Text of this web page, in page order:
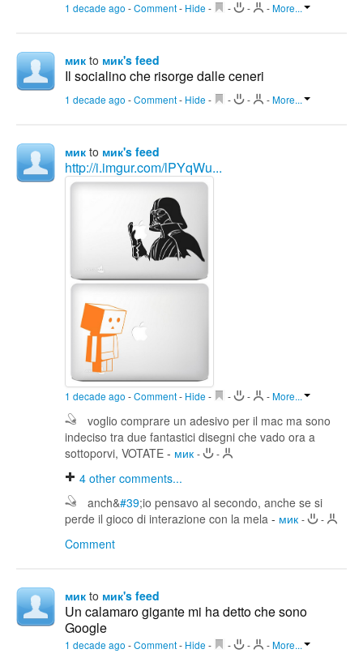
1 decade ago -Comment- Hide - - - -More...
мик to мик's feed
Il socialino che risorge dalle ceneri
1 decade ago -Comment- Hide - - - -More...
мик to мик's feed
http://i.imgur.com/lPYqWu...
1 decade ago -Comment- Hide - - - -More...
voglio comprare un adesivo per il mac ma sono
indeciso tra due fantastici disegni che vado ora a
sottoporvi, VOTATE - мик - -
4 other comments...
anch&#39;io pensavo al secondo, anche se si
perde il gioco di interazione con la mela - мик - -
Comment
мик to мик's feed
Un calamaro gigante mi ha detto che sono
Google
1 decade ago -Comment- Hide - - - -More...